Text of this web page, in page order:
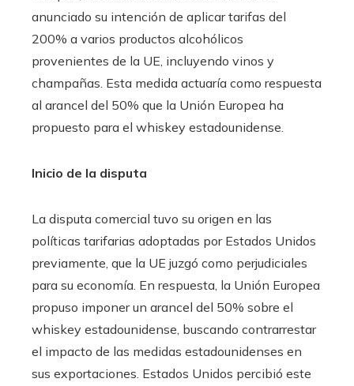
anunciado su intención de aplicar tarifas del
200% a varios productos alcohólicos
provenientes de la UE, incluyendo vinos y
champañas. Esta medida actuaría como respuesta
al arancel del 50% que la Unión Europea ha
propuesto para el whiskey estadounidense.
Inicio de la disputa
La disputa comercial tuvo su origen en las
políticas tarifarias adoptadas por Estados Unidos
previamente, que la UE juzgó como perjudiciales
para su economía. En respuesta, la Unión Europea
propuso imponer un arancel del 50% sobre el
whiskey estadounidense, buscando contrarrestar
el impacto de las medidas estadounidenses en
sus exportaciones. Estados Unidos percibió este